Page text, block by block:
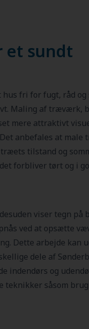
et sundt
hus fri for fugt, råd
Maling af træværk,
mere attraktivt
anbefales at male
tilstand og
forbliver tørt og i
viser tegn på
ved at opsætte
Dette arbejde kan
dele af
indendørs og
teknikker såsom